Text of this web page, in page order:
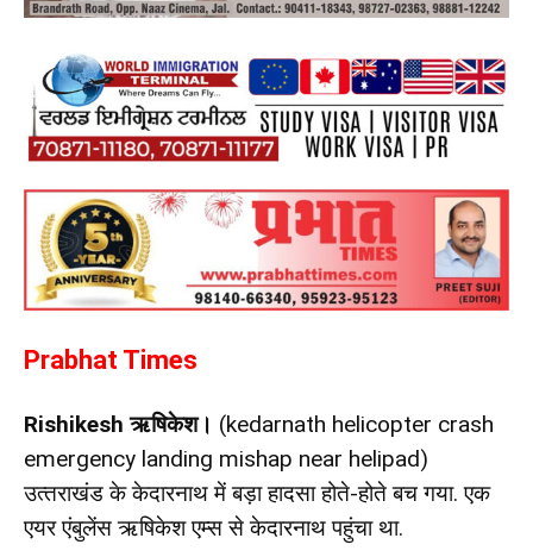
Prabhat Times
Rishikesh ऋषिकेश। (kedarnath helicopter crash
emergency landing mishap near helipad)
उत्‍तराखंड के केदारनाथ में बड़ा हादसा होते-होते बच गया. एक
एयर एंबुलेंस ऋषिकेश एम्‍स से केदारनाथ पहुंचा था.